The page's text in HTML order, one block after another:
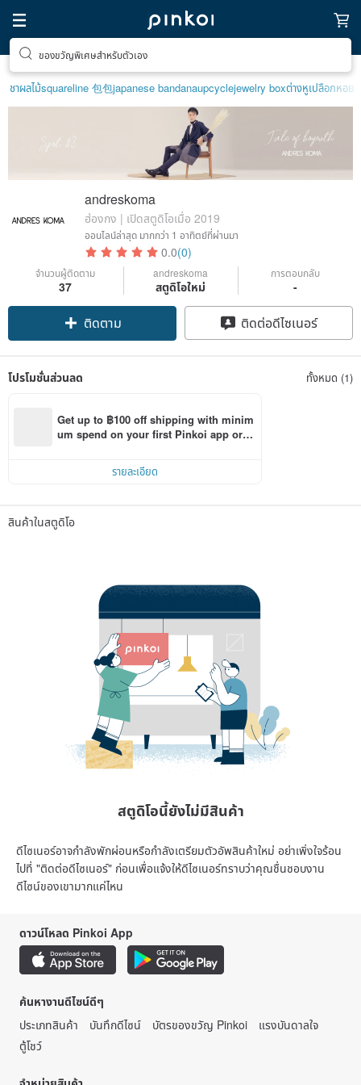
ของขวัญพิเศษสำหรับตัวเอง
ชาผลไม้squareline 包包japanese bandanaupcyclejewelry boxต่างหูเปลือกหอย
andreskoma
ฮ่องกง | เปิดสตูดิโอเมื่อ 2019
ออนไลน์ล่าสุด มากกว่า 1 อาทิตย์ที่ผ่านมา
0.0(0)
จำนวนผู้ติดตาม
37
andreskoma
สตูดิโอใหม่
การตอบกลับ
-
ติดตาม ติดต่อดีไซเนอร์
โปรโมชั่นส่วนลด ทั้งหมด (1)
Get up to ฿100 off shipping with minim
um spend on your first Pinkoi app orde
รายละเอียด
สินค้าในสตูดิโอ
สตูดิโอนี้ยังไม่มีสินค้า
ดีไซเนอร์อาจกำลังพักผ่อนหรือกำลังเตรียมตัวอัพสินค้าใหม่ อย่าเพิ่งใจร้อน
ไปที่ "ติดต่อดีไซเนอร์" ก่อนเพื่อแจ้งให้ดีไซเนอร์ทราบว่าคุณชื่นชอบงาน
ดีไซน์ของเขามากแค่ไหน
ดาวน์โหลด Pinkoi App
ค้นหางานดีไซน์ดีๆ
ประเภทสินค้า
บันทึกดีไซน์ บัตรของขวัญ Pinkoi
แรงบันดาลใจ
ตู้โชว์